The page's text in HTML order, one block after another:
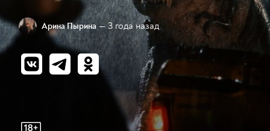
Арина Пырина — 3 года назад